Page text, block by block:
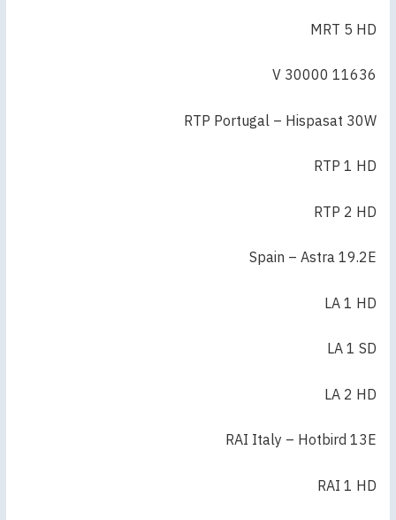
MRT 5 HD
11636 V 30000
RTP Portugal – Hispasat 30W
RTP 1 HD
RTP 2 HD
Spain – Astra 19.2E
LA 1 HD
LA 1 SD
LA 2 HD
RAI Italy – Hotbird 13E
RAI 1 HD